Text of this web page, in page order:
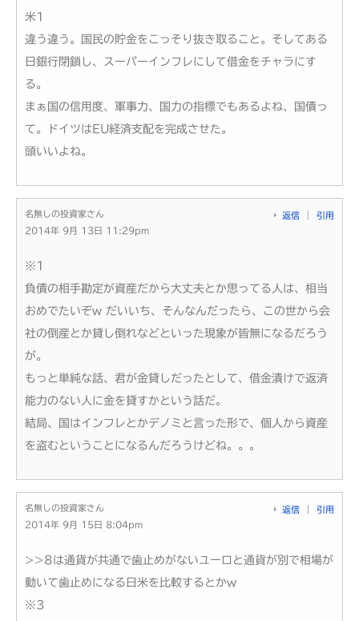
米1
違う違う。国民の貯金をこっそり抜き取ること。そしてある
日銀行閉鎖し、スーパーインフレにして借金をチャラにす
る。
まぁ国の信用度、軍事力、国力の指標でもあるよね、国債っ
て。ドイツはEU経済支配を完成させた。
頭いいよね。
名無しの投資家さん
2014年 9月 13日 11:29pm
返信 引用
※1
負債の相手勘定が資産だから大丈夫とか思ってる人は、相当
おめでたいぞw だいいち、そんなんだったら、この世から会
社の倒産とか貸し倒れなどといった現象が皆無になるだろう
が。
もっと単純な話、君が金貸しだったとして、借金漬けで返済
能力のない人に金を貸すかという話だ。
結局、国はインフレとかデノミと言った形で、個人から資産
を盗むということになるんだろうけどね。。。
名無しの投資家さん
2014年 9月 15日 8:04pm
返信 引用
>>8は通貨が共通で歯止めがないユーロと通貨が別で相場が
動いて歯止めになる日米を比較するとかw
※3